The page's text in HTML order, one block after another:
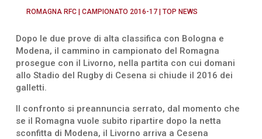
ROMAGNA RFC| CAMPIONATO 2016-17| TOP NEWS
Dopo le due prove di alta classifica con Bologna e
Modena, il cammino in campionato del Romagna
prosegue con il Livorno, nella partita con cui domani
allo Stadio del Rugby di Cesena si chiude il 2016 dei
galletti.
Il confronto si preannuncia serrato, dal momento che
se il Romagna vuole subito ripartire dopo la netta
sconfitta di Modena, il Livorno arriva a Cesena